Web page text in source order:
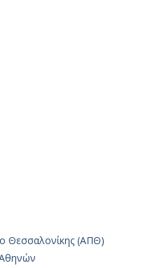
Θεσσαλονίκης (ΑΠΘ)